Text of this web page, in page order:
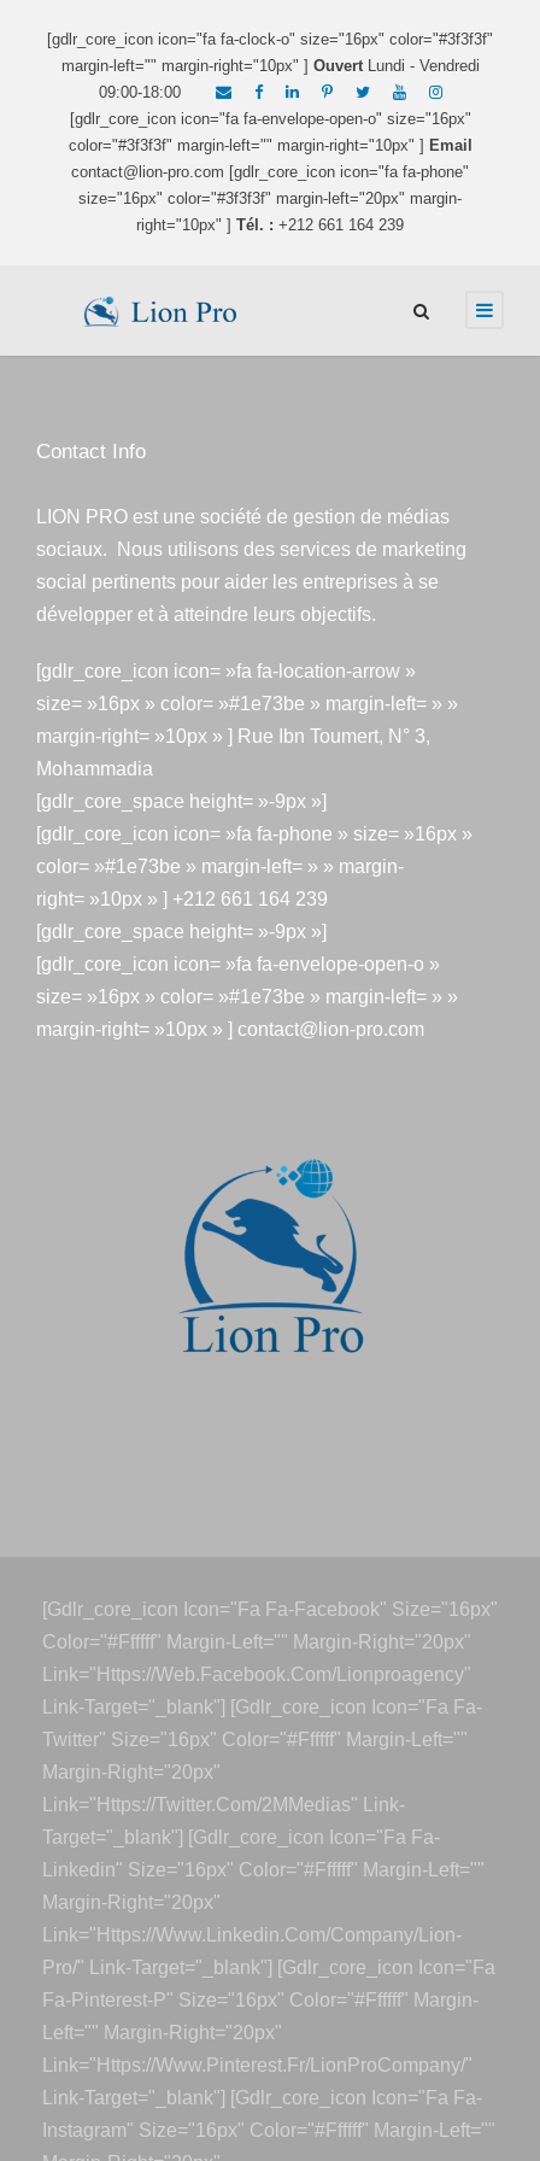
[gdlr_core_icon icon="fa fa-clock-o" size="16px" color="#3f3f3f"
margin-left="" margin-right="10px" ] OuvertLundi - Vendredi
09:00-18:00
[gdlr_core_icon icon="fa fa-envelope-open-o" size="16px"
color="#3f3f3f" margin-left="" margin-right="10px" ] Email
contact@lion-pro.com [gdlr_core_icon icon="fa fa-phone"
size="16px" color="#3f3f3f" margin-left="20px" margin-
right="10px" ] Tél. : +212 661 164 239
Contact Info
LION PRO est une société de gestion de médias
sociaux. Nous utilisons des services de marketing
social pertinents pour aider les entreprises à se
développer et à atteindre leurs objectifs.
[gdlr_core_icon icon= »fa fa-location-arrow »
size= »16px » color= »#1e73be » margin-left= » »
margin-right= »10px » ] Rue Ibn Toumert, N° 3,
Mohammadia
[gdlr_core_space height= »-9px »]
[gdlr_core_icon icon= »fa fa-phone » size= »16px »
color= »#1e73be » margin-left= » » margin-
right= »10px » ] +212 661 164 239
[gdlr_core_space height= »-9px »]
[gdlr_core_icon icon= »fa fa-envelope-open-o »
size= »16px » color= »#1e73be » margin-left= » »
margin-right= »10px » ] contact@lion-pro.com
[gdlr_core_icon Icon="fa Fa-Facebook" Size="16px"
Color="#ffffff" Margin-Left="" Margin-Right="20px"
Link="https://web.facebook.com/lionproagency"
Link-Target="_blank"] [gdlr_core_icon Icon="fa Fa-
Twitter" Size="16px" Color="#ffffff" Margin-Left=""
Margin-Right="20px"
Link="https://twitter.com/2MMedias" Link-
Target="_blank"] [gdlr_core_icon Icon="fa Fa-
Linkedin" Size="16px" Color="#ffffff" Margin-Left=""
Margin-Right="20px"
Link="https://www.linkedin.com/company/lion-
Pro/" Link-Target="_blank"] [gdlr_core_icon Icon="fa
Fa-Pinterest-P" Size="16px" Color="#ffffff" Margin-
Left="" Margin-Right="20px"
Link="https://www.pinterest.fr/LionProCompany/"
Link-Target="_blank"] [gdlr_core_icon Icon="fa Fa-
Instagram" Size="16px" Color="#ffffff" Margin-Left=""